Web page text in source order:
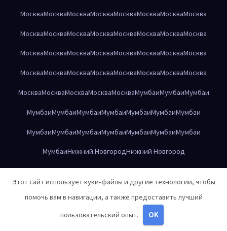
МоскваМоскваМоскваМоскваМоскваМоскваМоскваМосква
МоскваМоскваМоскваМоскваМоскваМоскваМоскваМосква
МоскваМоскваМоскваМоскваМоскваМоскваМоскваМосква
МоскваМоскваМоскваМоскваМоскваМоскваМоскваМосква
МоскваМоскваМоскваМоскваМоскваМумбаиМумбаиМумбаи
МумбаиМумбаиМумбаиМумбаиМумбаиМумбаиМумбаи
МумбаиМумбаиМумбаиМумбаиМумбаиМумбаиМумбаи
МумбаиНижний НовгородНижний Новгород
Нижний НовгородНижний НовгородНижний Новгород
Нижний Новгород Нижний Новгород
Этот сайт использует куки-файлы и другие технологии, чтобы
помочь вам в навигации, а также предоставить лучший
пользовательский опыт.
OK